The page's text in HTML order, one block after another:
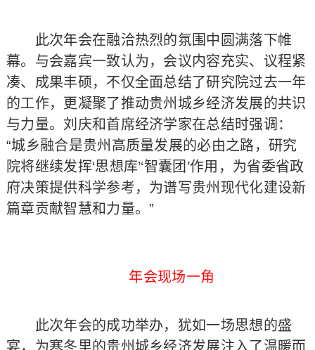
此次年会在融洽热烈的氛围中圆满落下帷
幕。与会嘉宾一致认为，会议内容充实、议程紧
凑、成果丰硕，不仅全面总结了研究院过去一年
的工作，更凝聚了推动贵州城乡经济发展的共识
与力量。刘庆和首席经济学家在总结时强调：
“城乡融合是贵州高质量发展的必由之路，研究
院将继续发挥‘思想库’‘智囊团’作用，为省委省政
府决策提供科学参考，为谱写贵州现代化建设新
篇章贡献智慧和力量。”
年会现场一角
此次年会的成功举办，犹如一场思想的盛
宴，为寒冬里的贵州城乡经济发展注入了温暖而